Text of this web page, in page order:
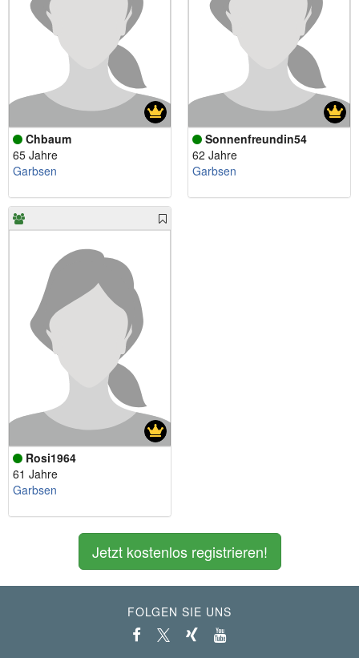
Chbaum
65 Jahre
Garbsen
Sonnenfreundin54
62 Jahre
Garbsen
Rosi1964
61 Jahre
Garbsen
Jetzt kostenlos registrieren!
FOLGEN SIE UNS